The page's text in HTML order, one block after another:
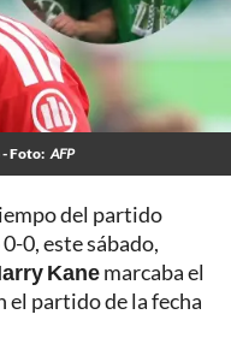
Foto: AFP
del partido
0, este sábado,
Kanemarcaba el
el partido de la fecha